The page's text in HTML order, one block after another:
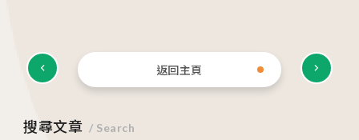
各院門診及掛號資訊
台中總院
返回主頁
搜尋文章 / Search